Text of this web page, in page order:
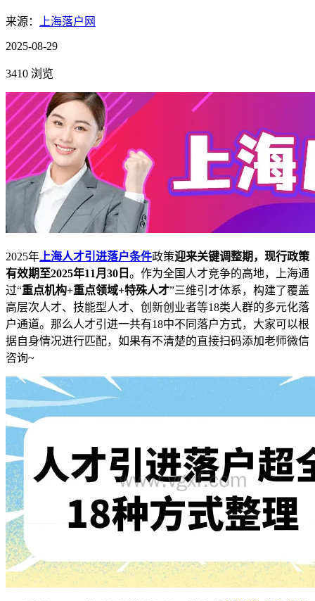
来源： 上海落户网
2025-08-29
3410 浏览
2025年 上海人才引进落户条件政策迎来关键调整期，现行政策
有效期至2025年11月30日 。作为全国人才竞争的高地，上海通
过“重点机构+重点领域+特殊人才”三维引才体系，构建了覆盖
高层次人才、技能型人才、创新创业者等18类人群的多元化落
户通道。那么人才引进一共有18中不同落户方式，大家可以根
据自身情况进行匹配，如果有不清楚的直接扫码添加老师微信
咨询~